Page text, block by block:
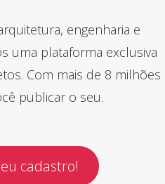
engenharia e
uma plataforma exclusiva
Com mais de 8 milhões
publicar o seu.
cadastro!